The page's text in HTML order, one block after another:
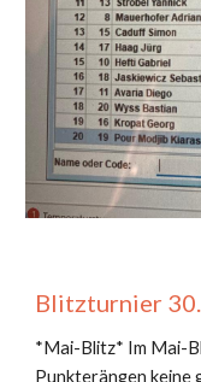
Blitzturnier 30
*Mai-Blitz* Im Mai-
Punkterängen keine